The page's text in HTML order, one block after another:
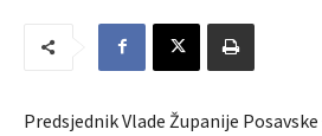
Predsjednik Vlade Županije